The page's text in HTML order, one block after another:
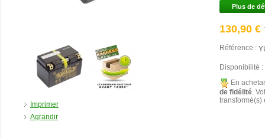
Imprimer
Agrandir
Plus de
130,90 €
Référence :
Disponibilité :
En
de fidélité.